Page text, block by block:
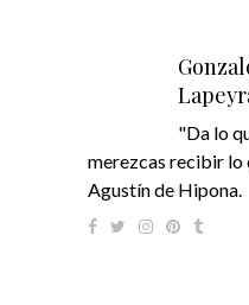
"Da lo
merezcas recibir lo
Agustín de Hipona.